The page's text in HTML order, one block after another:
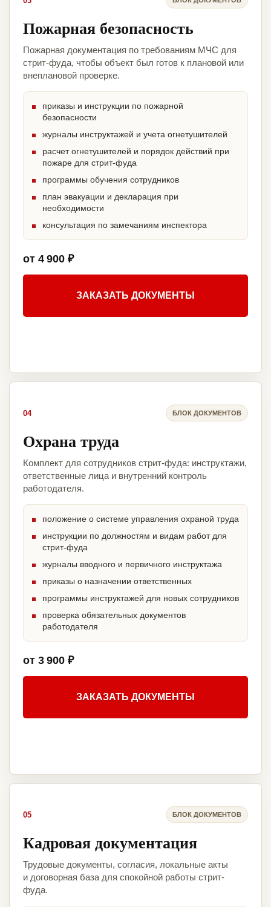
Пожарная безопасность
Пожарная документация по требованиям МЧС для
стрит-фуда, чтобы объект был готов к плановой или
внеплановой проверке.
приказы и инструкции по пожарной
безопасности
журналы инструктажей и учета огнетушителей
расчет огнетушителей и порядок действий при
пожаре для стрит-фуда
программы обучения сотрудников
план эвакуации и декларация при
необходимости
консультация по замечаниям инспектора
от 4 900 ₽
ЗАКАЗАТЬ ДОКУМЕНТЫ
04 БЛОК ДОКУМЕНТОВ
Охрана труда
Комплект для сотрудников стрит-фуда: инструктажи,
ответственные лица и внутренний контроль
работодателя.
положение о системе управления охраной труда
инструкции по должностям и видам работ для
стрит-фуда
журналы вводного и первичного инструктажа
приказы о назначении ответственных
программы инструктажей для новых сотрудников
проверка обязательных документов
работодателя
от 3 900 ₽
ЗАКАЗАТЬ ДОКУМЕНТЫ
05 БЛОК ДОКУМЕНТОВ
Кадровая документация
Трудовые документы, согласия, локальные акты
и договорная база для спокойной работы стрит-
фуда.